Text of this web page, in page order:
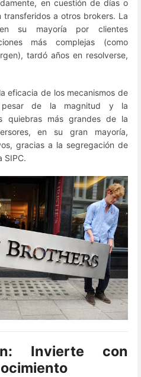
en cuestión de días o
transferidos a otros brokers. La
su mayoría por clientes
más complejas (como
tardó años en resolverse,
eficacia de los mecanismos de
pesar de la magnitud y la
quiebras más grandes de la
en su gran mayoría,
gracias a la segregación de
SIPC.
Invierte con